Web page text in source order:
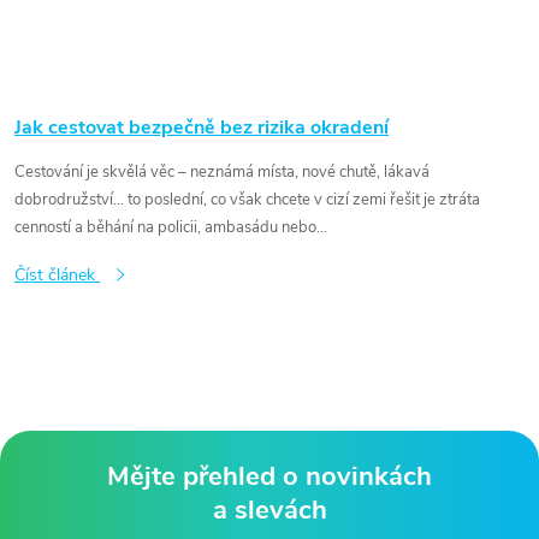
Jak cestovat bezpečně bez rizika okradení
Cestování je skvělá věc – neznámá místa, nové chutě, lákavá
dobrodružství… to poslední, co však chcete v cizí zemi řešit je ztráta
cenností a běhání na policii, ambasádu nebo...
Číst článek
Mějte přehled o novinkách
a slevách